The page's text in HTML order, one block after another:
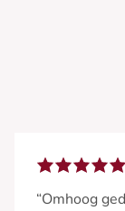
Voeg een
maar chique
“Omhoog